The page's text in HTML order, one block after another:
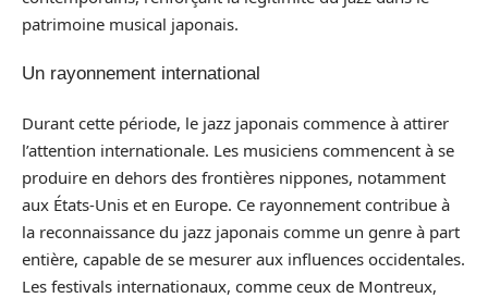
patrimoine musical japonais.
Un rayonnement international
Durant cette période, le jazz japonais commence à attirer
l’attention internationale. Les musiciens commencent à se
produire en dehors des frontières nippones, notamment
aux États-Unis et en Europe. Ce rayonnement contribue à
la reconnaissance du jazz japonais comme un genre à part
entière, capable de se mesurer aux influences occidentales.
Les festivals internationaux, comme ceux de Montreux,